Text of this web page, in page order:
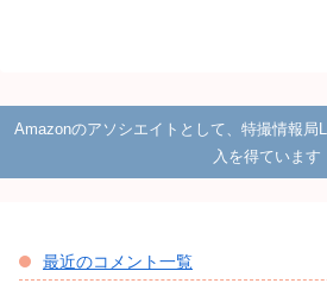
Amazonのアソシエイトとして、特撮情報局
入を得ています
最近のコメント一覧